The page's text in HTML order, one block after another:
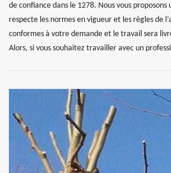
de confiance dans le 1278. Nous vous
respecte les normes en vigueur et les règles de
conformes à votre demande et le travail sera
Alors, si vous souhaitez travailler avec un